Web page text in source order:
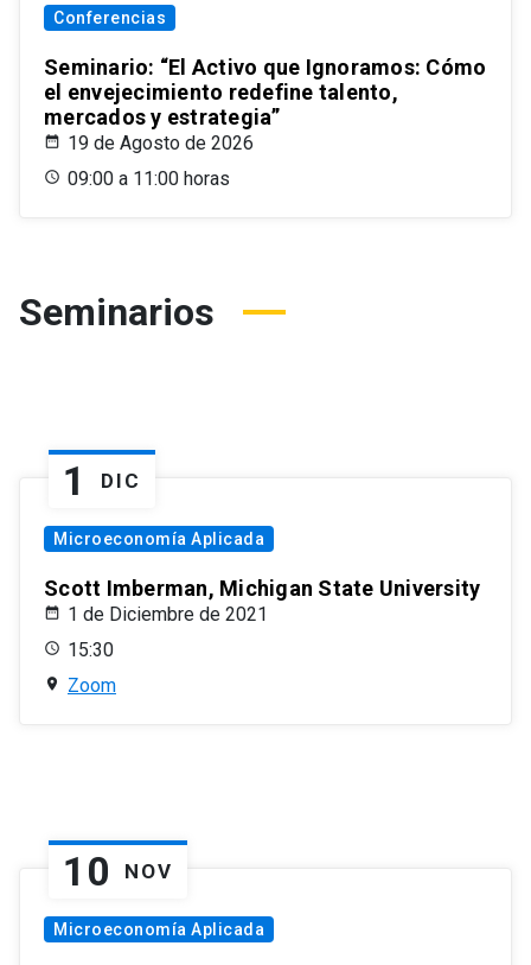
Conferencias
Seminario: “El Activo que Ignoramos: Cómo
el envejecimiento redefine talento,
mercados y estrategia”
19 de Agosto de 2026
09:00 a 11:00 horas
Seminarios
1 DIC
Microeconomía Aplicada
Scott Imberman, Michigan State University
1 de Diciembre de 2021
15:30
Zoom
10 NOV
Microeconomía Aplicada